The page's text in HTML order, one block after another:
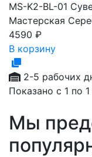
MS-K2-BL-01
Мастерская
4590 ₽
В корзину
2-5 рабочих
Показано с 1 по
Мы